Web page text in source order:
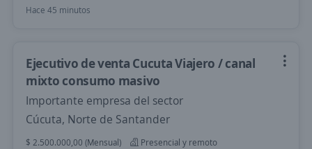
Hace 45 minutos
Ejecutivo de venta Cucuta Viajero / canal
mixto consumo masivo
Importante empresa del sector
Cúcuta, Norte de Santander
$ 2.500.000,00 (Mensual)
Presencial y remoto